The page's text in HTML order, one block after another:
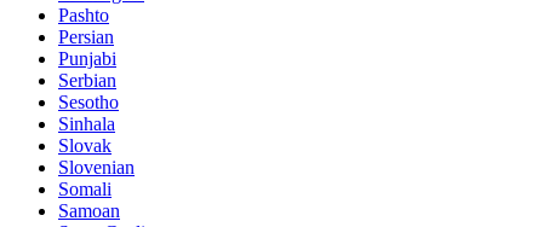
Pashto
Persian
Punjabi
Serbian
Sesotho
Sinhala
Slovak
Slovenian
Somali
Samoan